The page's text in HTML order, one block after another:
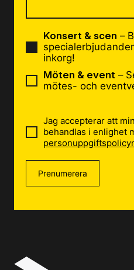
Konsert & scen –
inkorg!
Möten & event –
mötes- och
Jag accepterar att
behandlas i enlighet
Prenumerera